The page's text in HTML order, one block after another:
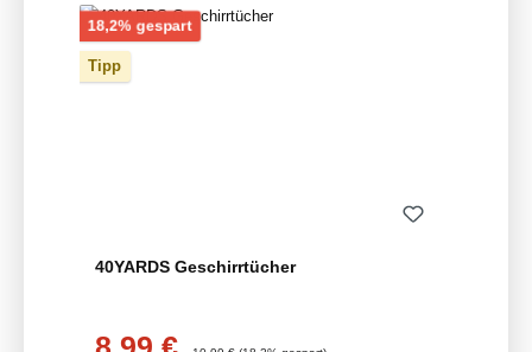
18,2% gespartRabatt
Tipp
40YARDS Geschirrtücher
Verkaufspreis: